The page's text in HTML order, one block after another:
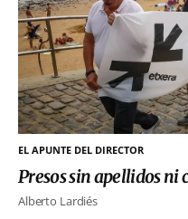
EL APUNTE DEL DIRECTOR
Presos sin apellidos ni
Alberto Lardiés